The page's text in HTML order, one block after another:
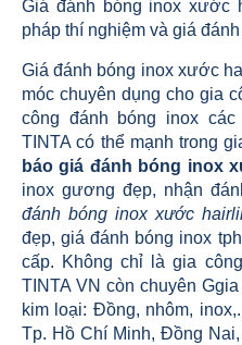
Giá đánh bóng inox xước
pháp thí nghiệm và giá
Giá đánh bóng inox xước
móc chuyên dụng cho gia
công đánh bóng inox
TINTA có thể mạnh trong
báo giá đánh bóng inox
inox gương đẹp, nhận
đánh bóng inox xước
đẹp, giá đánh bóng inox
cấp. Không chỉ là gia
TINTA VN còn chuyên
kim loại: Đồng, nhôm,
Tp. Hồ Chí Minh, Đồng